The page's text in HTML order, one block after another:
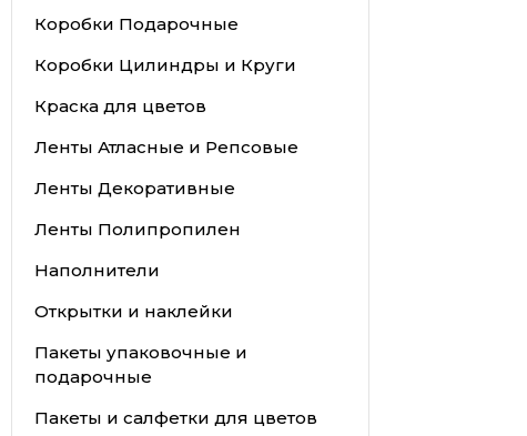
Коробки Подарочные
Коробки Цилиндры и Круги
Краска для цветов
Ленты Атласные и Репсовые
Ленты Декоративные
Ленты Полипропилен
Наполнители
Открытки и наклейки
Пакеты упаковочные и
подарочные
Пакеты и салфетки для цветов